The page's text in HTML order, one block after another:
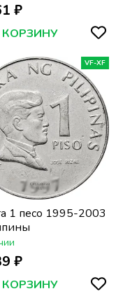
₽
КОРЗИНУ
VF-XF
1 песо 1995-2003
₽
КОРЗИНУ